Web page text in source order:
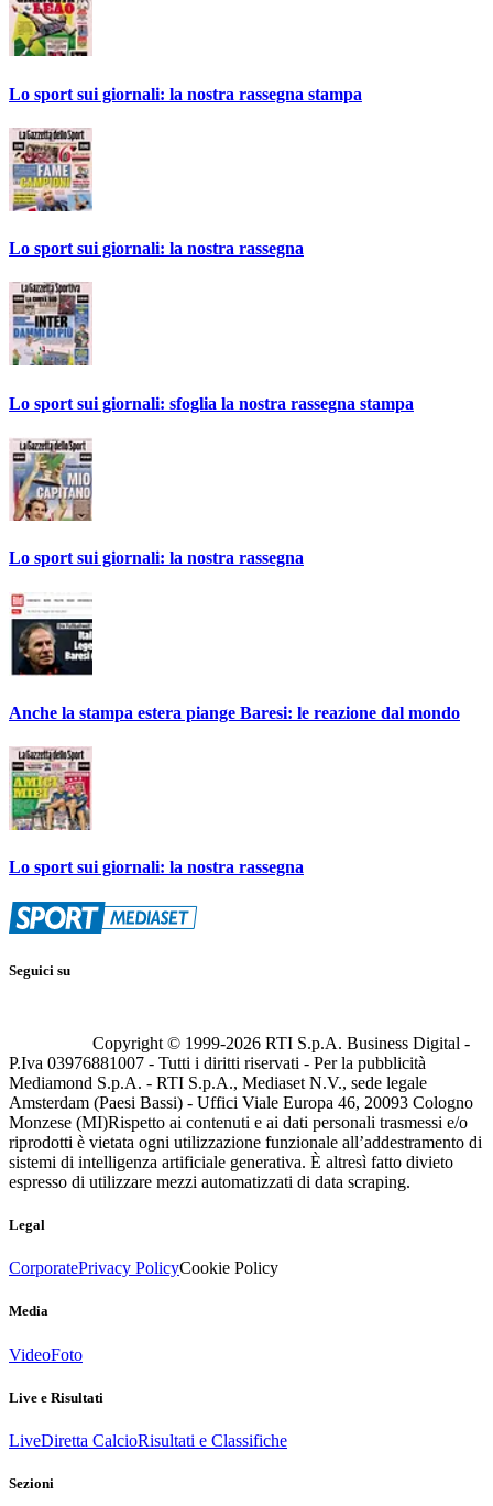
Lo sport sui giornali: la nostra rassegna stampa
Lo sport sui giornali: la nostra rassegna
Lo sport sui giornali: sfoglia la nostra rassegna stampa
Lo sport sui giornali: la nostra rassegna
Anche la stampa estera piange Baresi: le reazione dal mondo
Lo sport sui giornali: la nostra rassegna
Seguici su
Copyright © 1999-2026 RTI S.p.A. Business Digital -
P.Iva 03976881007 - Tutti i diritti riservati - Per la pubblicità
Mediamond S.p.A. - RTI S.p.A., Mediaset N.V., sede legale
Amsterdam (Paesi Bassi) - Uffici Viale Europa 46, 20093 Cologno
Monzese (MI)Rispetto ai contenuti e ai dati personali trasmessi e/o
riprodotti è vietata ogni utilizzazione funzionale all’addestramento di
sistemi di intelligenza artificiale generativa. È altresì fatto divieto
espresso di utilizzare mezzi automatizzati di data scraping.
Legal
CorporatePrivacy PolicyCookie Policy
Media
VideoFoto
Live e Risultati
LiveDiretta CalcioRisultati e Classifiche
Sezioni